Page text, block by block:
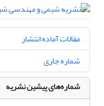
مقالات آماده انتشار
شماره جاری
شماره‌های پیشین نشریه